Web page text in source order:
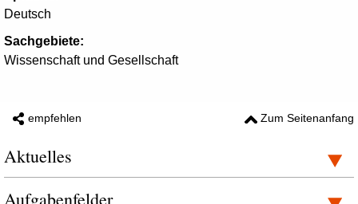
Deutsch
Sachgebiete:
Wissenschaft und Gesellschaft
empfehlen Zum Seitenanfang
Aktuelles
Aufgabenfelder